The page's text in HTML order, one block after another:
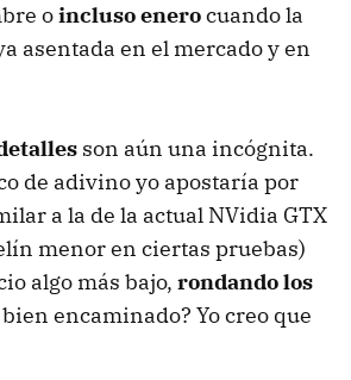
oincluso enerocuando la
asentada en el mercado y en
son aún una incógnita.
de adivino yo apostaría por
a la de la actual NVidia GTX
menor en ciertas pruebas)
algo más bajo, rondando los
bien encaminado? Yo creo que